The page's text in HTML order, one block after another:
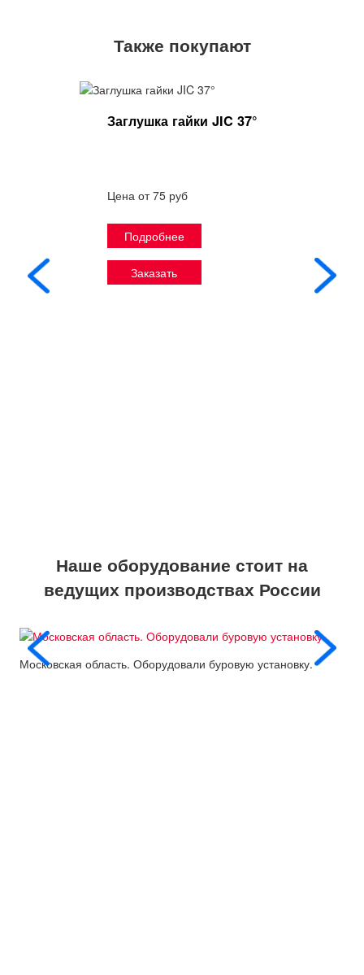
Также покупают
Заглушка гайки JIC 37°
Цена от 75 руб
Подробнее
Заказать
Наше оборудование стоит на
ведущих производствах России
Московская область. Оборудовали буровую установку.